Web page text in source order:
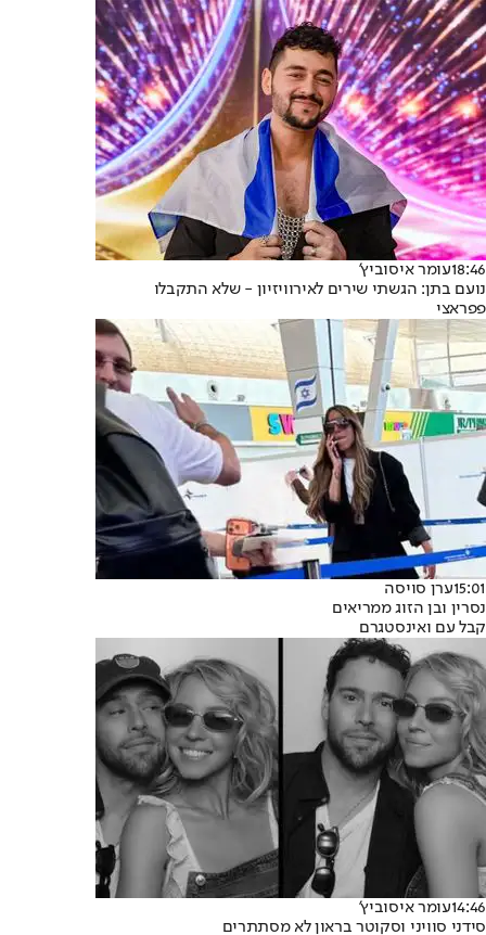
18:46עומר איסוביץ'
נועם בתן: הגשתי שירים לאירוויזיון - שלא התקבלו
פפראצי
15:01ערן סויסה
נסרין ובן הזוג ממריאים
קבל עם ואינסטגרם
14:46עומר איסוביץ'
סידני סוויני וסקוטר בראון לא מסתתרים